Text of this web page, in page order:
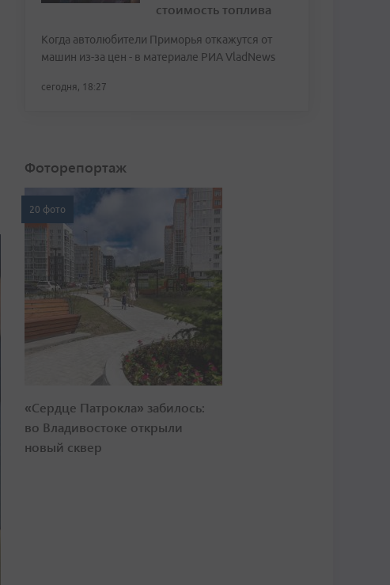
стоимость топлива
Когда автолюбители Приморья откажутся от
машин из-за цен - в материале РИА VladNews
сегодня, 18:27
Фоторепортаж
20 фото
«Сердце Патрокла» забилось:
во Владивостоке открыли
новый сквер